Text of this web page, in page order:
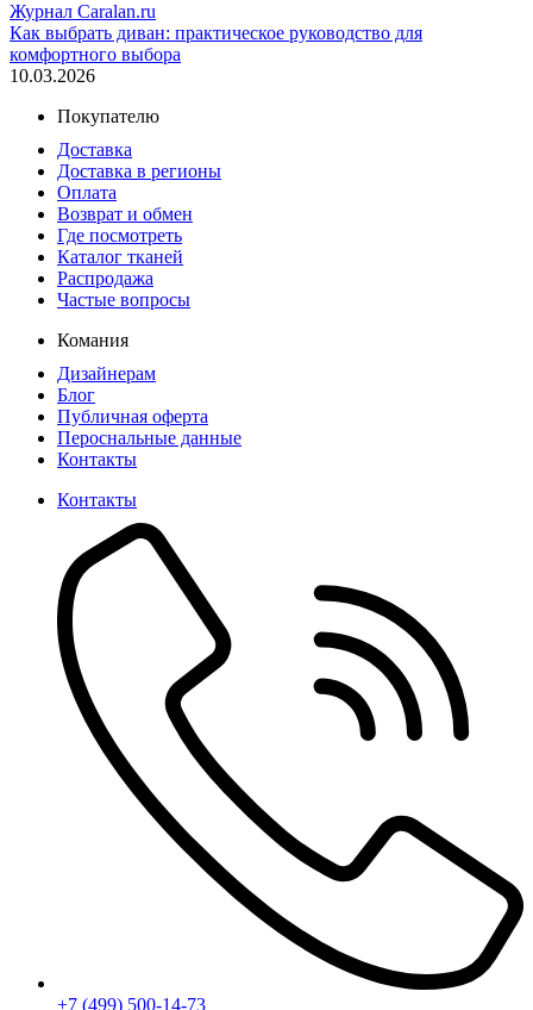
Журнал Caralan.ru
Как выбрать диван: практическое руководство для
комфортного выбора
10.03.2026
Покупателю
Доставка
Доставка в регионы
Оплата
Возврат и обмен
Где посмотреть
Каталог тканей
Распродажа
Частые вопросы
Комания
Дизайнерам
Блог
Публичная оферта
Пероснальные данные
Контакты
Контакты
+7 (499) 500-14-73